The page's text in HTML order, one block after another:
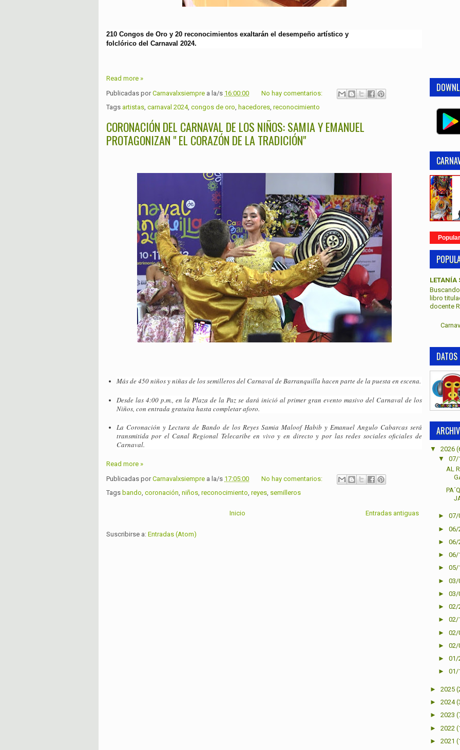
210 Congos de Oro y 20 reconocimientos exaltarán el desempeño artístico y
folclórico del Carnaval 2024.
Read more »
Publicadas porCarnavalxsiempre a la/s 16:00:00
No hay comentarios:
Tags artistas, carnaval 2024, congos de oro, hacedores, reconocimiento
CORONACIÓN DEL CARNAVAL DE LOS NIÑOS: SAMIA Y EMANUEL
PROTAGONIZAN " EL CORAZÓN DE LA TRADICIÓN"
Más de 450 niños y niñas de los semilleros del Carnaval de Barranquilla hacen parte de la puesta en escena.
Desde las 4:00 p.m., en la Plaza de la Paz se dará inició al primer gran evento masivo del Carnaval de los
Niños, con entrada gratuita hasta completar aforo.
La Coronación y Lectura de Bando de los Reyes Samia Maloof Habib y Emanuel Angulo Cabarcas será
transmitida por el Canal Regional Telecaribe en vivo y en directo y por las redes sociales oficiales de
Carnaval.
Read more »
Publicadas porCarnavalxsiempre a la/s 17:05:00
No hay comentarios:
Tags bando, coronación, niños, reconocimiento, reyes, semilleros
Entradas antiguas
Inicio
Suscribirse a: Entradas (Atom)
Popular
LETANÍA
libro
docente
DATOS
▼ 2026
▼ 07/
AL
► 07/
► 06/
► 06/
► 06/
► 05/
► 03/
► 03/
► 02/
► 02/
► 02/
► 02/
► 01/
► 01/
► 2025
► 2024
► 2023
► 2022
► 2021